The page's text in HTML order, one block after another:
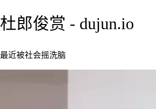
杜郎俊赏 - dujun.io
最近被社会摇洗脑